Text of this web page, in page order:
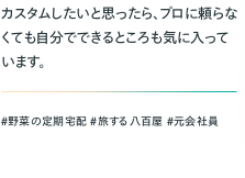
カスタムしたいと思ったら、プロに頼らな
くても自分でできるところも気に入って
います。
＃野菜の定期宅配 ＃旅する八百屋 ＃元会社員